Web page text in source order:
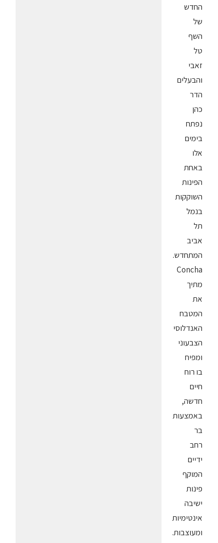
החדש
של
השף
טל
זאבי
והבעלים
הדר
כהן
נפתח
בימים
אלו
באחת
הפינות
השוקקות
בנמל
תל
אביב
המתחדש.
Concha
מתיך
את
המטבח
האנדלוסי
הצבעוני
ומפיח
בו רוח
חיים
חדשה,
באמצעות
בר
רחב
ידיים
המוקף
פינות
ישיבה
אינטימיות
ומעוצבות.